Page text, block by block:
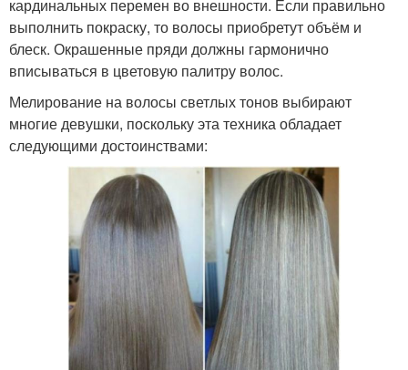
кардинальных перемен во внешности. Если правильно
выполнить покраску, то волосы приобретут объём и
блеск. Окрашенные пряди должны гармонично
вписываться в цветовую палитру волос.
Мелирование на волосы светлых тонов выбирают
многие девушки, поскольку эта техника обладает
следующими достоинствами: